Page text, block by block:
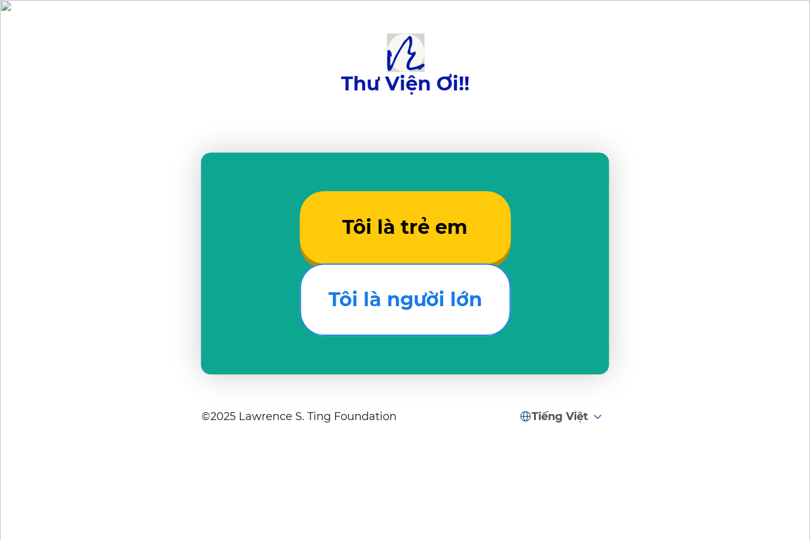
Thư Viện Ơi!!
Tôi là trẻ em
Tôi là người lớn
©2025 Lawrence S. Ting Foundation Tiếng Việt